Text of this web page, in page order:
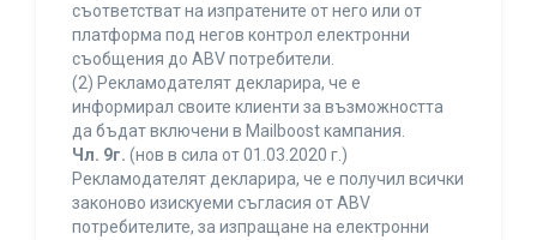
съответстват на изпратените от него или от
платформа под негов контрол електронни
съобщения до ABV потребители.
(2) Рекламодателят декларира, че е
информирал своите клиенти за възможността
да бъдат включени в Mailboost кампания.
Чл. 9г. (нов в сила от 01.03.2020 г.)
Рекламодателят декларира, че е получил всички
законово изискуеми съгласия от ABV
потребителите, за изпращане на електронни